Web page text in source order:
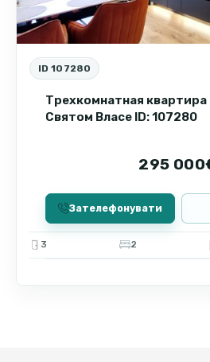
ID 107280
Трехкомнатная квартира
Святом Власе ID: 107280
295
Зателефонувати
3 2